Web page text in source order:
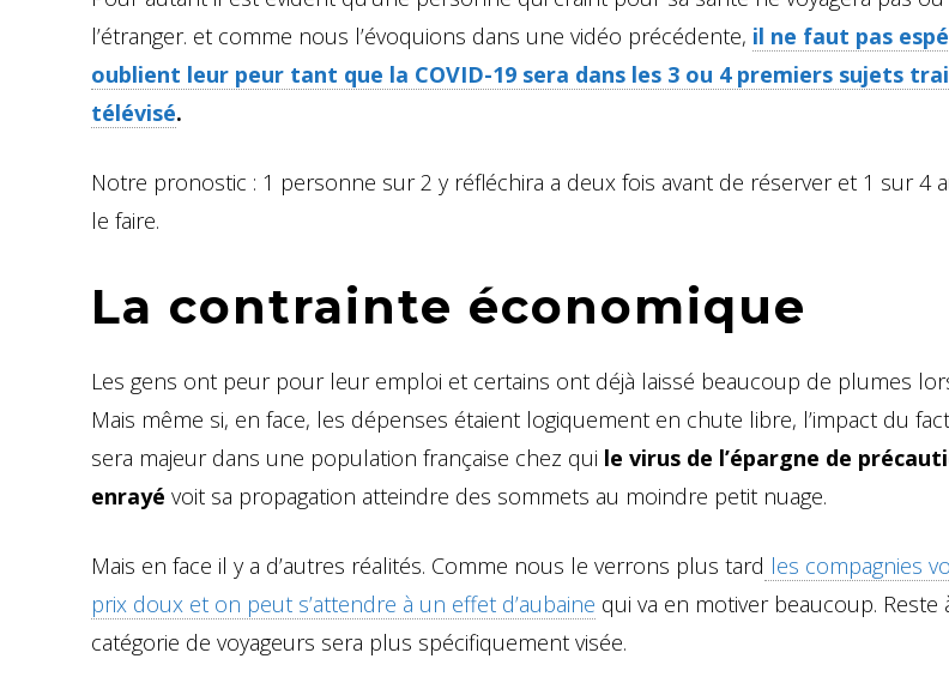
l’étranger. et comme nous l’évoquions dans une vidéo précédente, il ne faut pas
oublient leur peur tant que la COVID-19 sera dans les 3 ou 4 premiers sujets
télévisé.
Notre pronostic : 1 personne sur 2 y réfléchira a deux fois avant de réserver et 1 sur 4
le faire.
La contrainte économique
Les gens ont peur pour leur emploi et certains ont déjà laissé beaucoup de plumes
Mais même si, en face, les dépenses étaient logiquement en chute libre, l’impact du
sera majeur dans une population française chez qui le virus de l’épargne de
enrayé voit sa propagation atteindre des sommets au moindre petit nuage.
Mais en face il y a d’autres réalités. Comme nous le verrons plus tard les compagnies
prix doux et on peut s’attendre à un effet d’aubaine qui va en motiver beaucoup. Reste
catégorie de voyageurs sera plus spécifiquement visée.